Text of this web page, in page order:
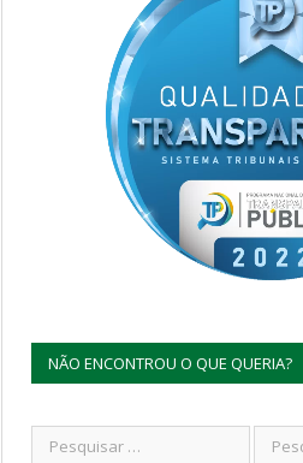
NÃO ENCONTROU O QUE QUERIA?